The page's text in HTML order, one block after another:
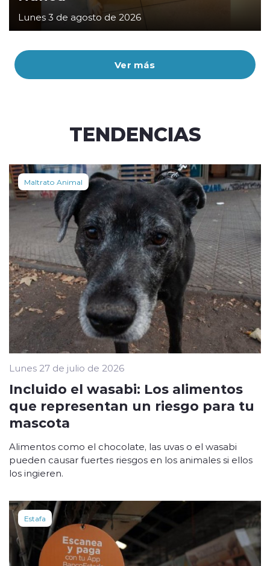
Ver más
Lunes 3 de agosto de 2026
TENDENCIAS
Maltrato Animal
Lunes 27 de julio de 2026
Incluido el wasabi: Los alimentos
que representan un riesgo para tu
mascota
Alimentos como el chocolate, las uvas o el wasabi
pueden causar fuertes riesgos en los animales si ellos
los ingieren.
Estafa